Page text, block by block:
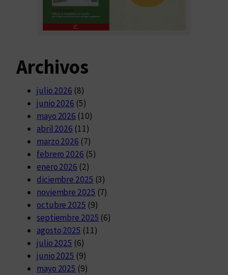
Archivos
julio 2026 (8)
junio 2026 (5)
mayo 2026 (10)
abril 2026 (11)
marzo 2026 (7)
febrero 2026 (5)
enero 2026 (2)
diciembre 2025 (3)
noviembre 2025 (7)
octubre 2025 (9)
septiembre 2025 (6)
agosto 2025 (11)
julio 2025 (6)
junio 2025 (9)
mayo 2025 (9)